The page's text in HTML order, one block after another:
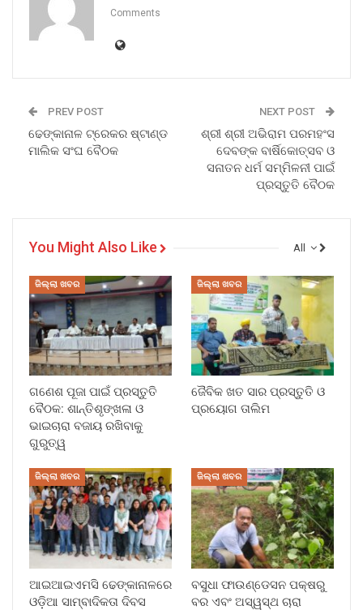
Comments
PREV POST
ଢେଙ୍କାନାଳ ଟ୍ରେକର ଷ୍ଟାଣ୍ଡ
ମାଲିକ ସଂଘ ବୈଠକ
NEXT POST
ଶ୍ରୀ ଶ୍ରୀ ଅଭିରାମ ପରମହଂସ
ଦେବଙ୍କ ବାର୍ଷିକୋତ୍ସବ ଓ
ସନାତନ ଧର୍ମ ସମ୍ମିଳନୀ ପାଇଁ
ପ୍ରସ୍ତୁତି ବୈଠକ
All
You Might Also Like
ଜିଲ୍ଲା ଖବର
ଗଣେଶ ପୂଜା ପାଇଁ ପ୍ରସ୍ତୁତି
ବୈଠକ: ଶାନ୍ତିଶୃଙ୍ଖଳା ଓ
ଭାଇଚାରା ବଜାୟ ରଖିବାକୁ
ଗୁରୁତ୍ୱ
ଜିଲ୍ଲା ଖବର
ଜୈବିକ ଖତ ସାର ପ୍ରସ୍ତୁତି ଓ
ପ୍ରୟୋଗ ତାଲିମ
ଜିଲ୍ଲା ଖବର
ଆଇଆଇଏମସି ଢେଙ୍କାନାଳରେ
ଓଡ଼ିଆ ସାମ୍ବାଦିକତା ଦିବସ
ଜିଲ୍ଲା ଖବର
ବସୁଧା ଫାଉଣ୍ଡେସନ ପକ୍ଷରୁ
ବର ଏବଂ ଅସ୍ୱସ୍ଥ ଚାରା